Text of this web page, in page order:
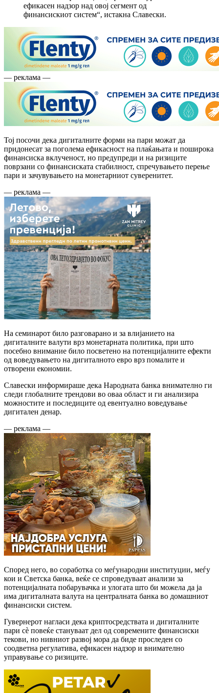
ефикасен надзор над овој сегмент од
финансискиот систем“, истакна Славески.
— реклама —
Тој посочи дека дигиталните форми на пари можат да
придонесат за поголема ефикасност на плаќањата и поширока
финансиска вклученост, но предупреди и на ризиците
поврзани со финансиската стабилност, спречувањето перење
пари и зачувувањето на монетарниот суверенитет.
— реклама —
На семинарот било разговарано и за влијанието на
дигиталните валути врз монетарната политика, при што
посебно внимание било посветено на потенцијалните ефекти
од воведувањето на дигиталното евро врз помалите и
отворени економии.
Славески информираше дека Народната банка внимателно ги
следи глобалните трендови во оваа област и ги анализира
можностите и последиците од евентуално воведување
дигитален денар.
— реклама —
Според него, во соработка со меѓународни институции, меѓу
кои и Светска банка, веќе се спроведуваат анализи за
потенцијалната побарувачка и улогата што би можела да ја
има дигиталната валута на централната банка во домашниот
финансиски систем.
Гувернерот нагласи дека криптосредствата и дигиталните
пари сè повеќе стануваат дел од современите финансиски
текови, но нивниот развој мора да биде проследен со
соодветна регулатива, ефикасен надзор и внимателно
управување со ризиците.